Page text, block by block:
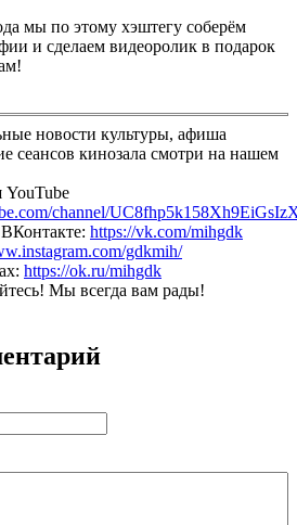
мы по этому хэштегу соберём
и сделаем видеоролик в подарок
новости культуры, афиша
сеансов кинозала смотри на нашем
channel/
https://vk.com/mihgdk
gdkmih/
https://ok.ru/mihgdk
Мы всегда вам рады!